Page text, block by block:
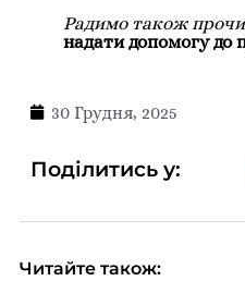
Радимо також
надати допомогу до
30 Грудня, 2025
Поділитись у:
Читайте також: